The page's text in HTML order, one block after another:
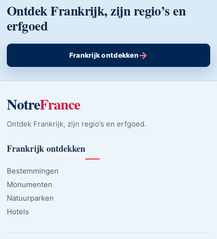
Ontdek Frankrijk, zijn regio’s en
erfgoed
Frankrijk ontdekken→
NotreFrance
Ontdek Frankrijk, zijn regio’s en erfgoed.
Frankrijk ontdekken
Bestemmingen
Monumenten
Natuurparken
Hotels